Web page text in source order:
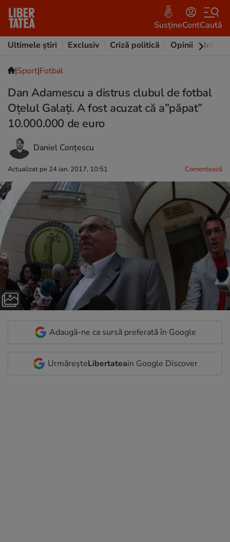
SusțineContCaută
Ultimele știri
Exclusiv Criză politică Opinii
|Sport|Fotbal
Dan Adamescu a distrus clubul de fotbal
Oțelul Galați. A fost acuzat că a”păpat”
10.000.000 de euro
Daniel Conțescu
Actualizat pe 24 ian. 2017, 10:51 Comentează
Adaugă-ne ca sursă preferată în Google
UrmăreșteLibertateain Google Discover